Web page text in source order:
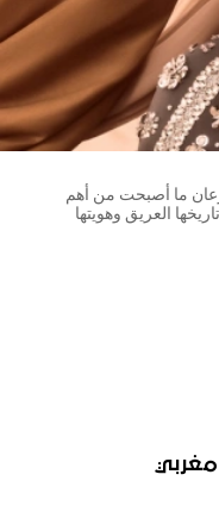
آند غابانا عام 1985، وسرعان ما أصبحت من أهم
العريق وهويتها
مغربي